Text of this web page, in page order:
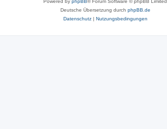
Powered by phpBB® Forum Software © phpBB Limited
Deutsche Übersetzung durch phpBB.de
Datenschutz| Nutzungsbedingungen